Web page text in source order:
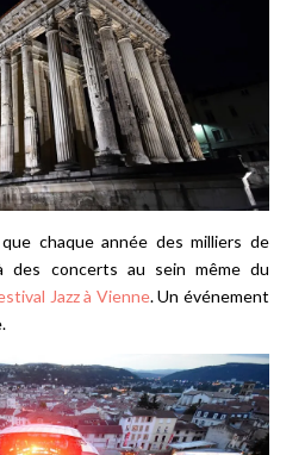
chaque année des milliers de
des concerts au sein même du
Jazz à Vienne. Un événement